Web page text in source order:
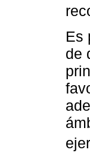
Es
de